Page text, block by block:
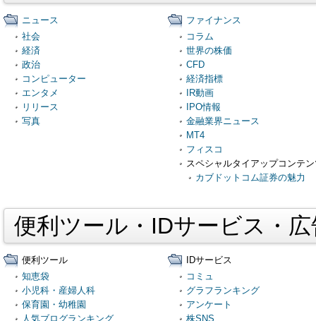
ニュース
社会
経済
政治
コンピューター
エンタメ
リリース
写真
ファイナンス
コラム
世界の株価
CFD
経済指標
IR動画
IPO情報
金融業界ニュース
MT4
フィスコ
スペシャルタイアップコンテ
カブドットコム証券の魅力
便利ツール・IDサービス・
便利ツール
知恵袋
小児科・産婦人科
保育園・幼稚園
人気ブログランキング
IDサービス
コミュ
グラフランキング
アンケート
株SNS